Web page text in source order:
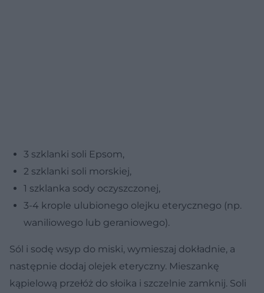
3 szklanki soli Epsom,
2 szklanki soli morskiej,
1 szklanka sody oczyszczonej,
3-4 krople ulubionego olejku eterycznego (np.
waniliowego lub geraniowego).
Sól i sodę wsyp do miski, wymieszaj dokładnie, a
następnie dodaj olejek eteryczny. Mieszankę
kąpielową przełóż do słoika i szczelnie zamknij. Soli